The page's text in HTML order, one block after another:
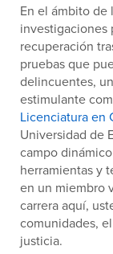
En el ámbito
investigaciones
recuperación
pruebas que
delincuentes,
estimulante
Licenciatura en
Universidad de
campo
herramientas y
en un miembro
carrera aquí,
comunidades,
justicia.